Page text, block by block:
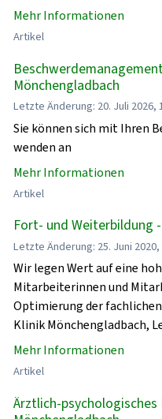
Mehr Informationen
Artikel
Mönchengladbach
Letzte Änderung: 20. Juli 2026,
Sie können sich mit Ihren
wenden an
Mehr Informationen
Artikel
Fort- und Weiterbildung
Letzte Änderung: 25. Juni 2020,
Wir legen Wert auf eine
Mitarbeiterinnen und
Optimierung der
Klinik Mönchengladbach,
Mehr Informationen
Artikel
Ärztlich-